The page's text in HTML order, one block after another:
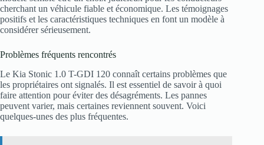
cherchant un véhicule fiable et économique. Les témoignages
positifs et les caractéristiques techniques en font un modèle à
considérer sérieusement.
Problèmes fréquents rencontrés
Le Kia Stonic 1.0 T-GDI 120 connaît certains problèmes que
les propriétaires ont signalés. Il est essentiel de savoir à quoi
faire attention pour éviter des désagréments. Les pannes
peuvent varier, mais certaines reviennent souvent. Voici
quelques-unes des plus fréquentes.